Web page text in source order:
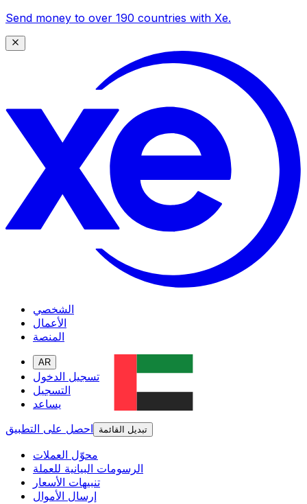
Send money to over 190 countries with Xe.
الشخصي
الأعمال
المنصة
AR
تسجيل الدخول
التسجيل
يساعد
احصل على التطبيق
تبديل القائمة
محوّل العملات
الرسومات البيانية للعملة
تنبيهات الأسعار
إرسال الأموال